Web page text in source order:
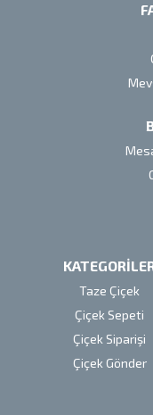
Taze Çiçek
Çiçek Sepeti
Çiçek Siparişi
Çiçek Gönder